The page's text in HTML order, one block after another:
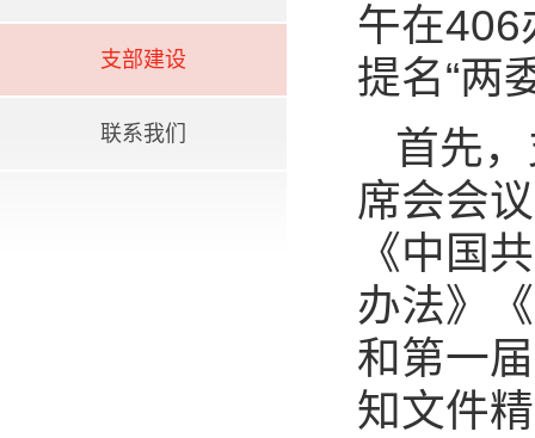
支部建设
联系我们
午在406
提名“两
首先
席会会
《中国
办法》
和第一
知文件